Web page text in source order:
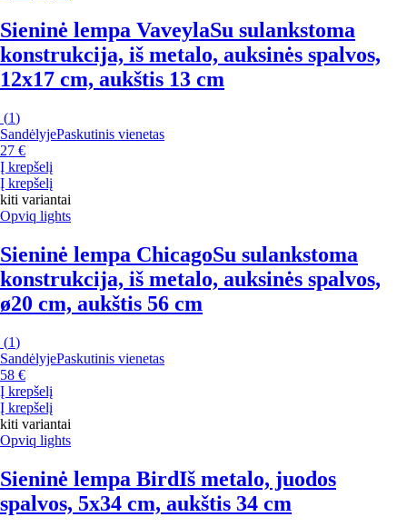
Sieninė lempa VaveylaSu sulankstoma
konstrukcija, iš metalo, auksinės spalvos,
12x17 cm, aukštis 13 cm
(1)
SandėlyjePaskutinis vienetas
27 €
Į krepšelį
Į krepšelį
kiti variantai
Opviq lights
Sieninė lempa ChicagoSu sulankstoma
konstrukcija, iš metalo, auksinės spalvos,
ø20 cm, aukštis 56 cm
(1)
SandėlyjePaskutinis vienetas
58 €
Į krepšelį
Į krepšelį
kiti variantai
Opviq lights
Sieninė lempa BirdIš metalo, juodos
spalvos, 5x34 cm, aukštis 34 cm